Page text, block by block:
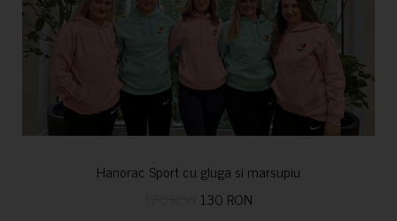
Hanorac Sport cu gluga si marsupiu
130 RON